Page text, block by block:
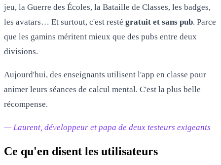
jeu, la Guerre des Écoles, la Bataille de Classes, les badges,
les avatars… Et surtout, c'est resté gratuit et sans pub. Parce
que les gamins méritent mieux que des pubs entre deux
divisions.
Aujourd'hui, des enseignants utilisent l'app en classe pour
animer leurs séances de calcul mental. C'est la plus belle
récompense.
— Laurent, développeur et papa de deux testeurs exigeants
Ce qu'en disent les utilisateurs